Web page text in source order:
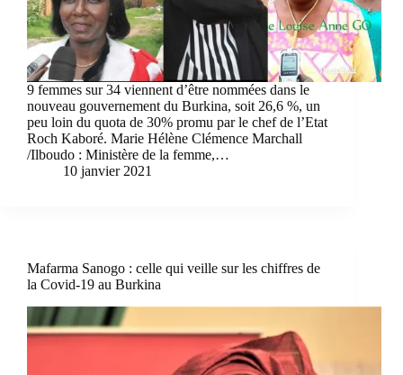
9 femmes sur 34 viennent d’être nommées dans le
nouveau gouvernement du Burkina, soit 26,6 %, un
peu loin du quota de 30% promu par le chef de l’Etat
Roch Kaboré. Marie Hélène Clémence Marchall
/Ilboudo : Ministère de la femme,…
10 janvier 2021
Mafarma Sanogo : celle qui veille sur les chiffres de
la Covid-19 au Burkina